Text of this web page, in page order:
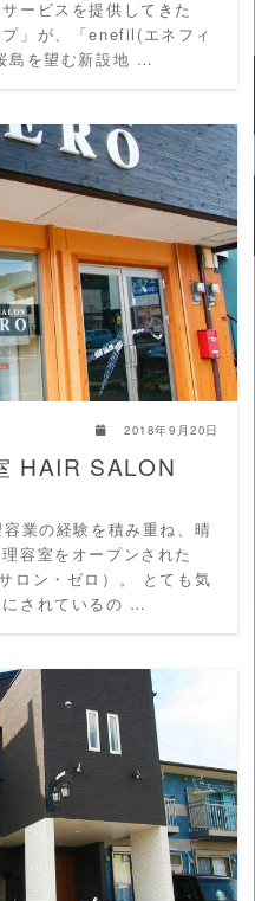
ービスを提供してきた
」が、「enefil(エネフィ
島を望む新設地 …
2018年9月20日
HAIR SALON
業の経験を積み重ね、晴
容室をオープンされた
ロン・ゼロ）。 とても気
にされているの …